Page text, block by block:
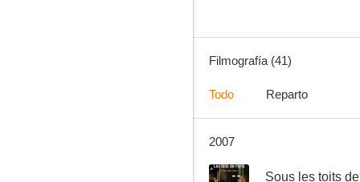
--
Filmografía (41)
Todo Reparto
2007
-- Sous les toits